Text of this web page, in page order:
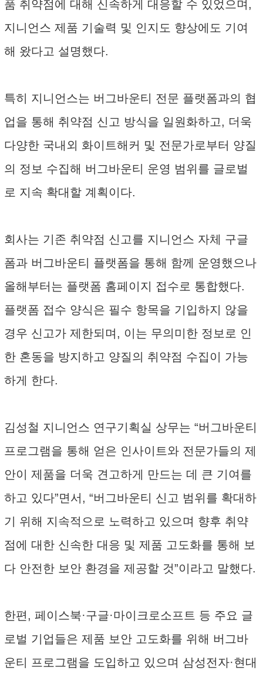
품 취약점에 대해 신속하게 대응할 수 있었으며,
지니언스 제품 기술력 및 인지도 향상에도 기여
해 왔다고 설명했다.
특히 지니언스는 버그바운티 전문 플랫폼과의 협
업을 통해 취약점 신고 방식을 일원화하고, 더욱
다양한 국내외 화이트해커 및 전문가로부터 양질
의 정보 수집해 버그바운티 운영 범위를 글로벌
로 지속 확대할 계획이다.
회사는 기존 취약점 신고를 지니언스 자체 구글
폼과 버그바운티 플랫폼을 통해 함께 운영했으나
올해부터는 플랫폼 홈페이지 접수로 통합했다.
플랫폼 접수 양식은 필수 항목을 기입하지 않을
경우 신고가 제한되며, 이는 무의미한 정보로 인
한 혼동을 방지하고 양질의 취약점 수집이 가능
하게 한다.
김성철 지니언스 연구기획실 상무는 “버그바운티
프로그램을 통해 얻은 인사이트와 전문가들의 제
안이 제품을 더욱 견고하게 만드는 데 큰 기여를
하고 있다”면서, “버그바운티 신고 범위를 확대하
기 위해 지속적으로 노력하고 있으며 향후 취약
점에 대한 신속한 대응 및 제품 고도화를 통해 보
다 안전한 보안 환경을 제공할 것”이라고 말했다.
한편, 페이스북·구글·마이크로소프트 등 주요 글
로벌 기업들은 제품 보안 고도화를 위해 버그바
운티 프로그램을 도입하고 있으며 삼성전자·현대